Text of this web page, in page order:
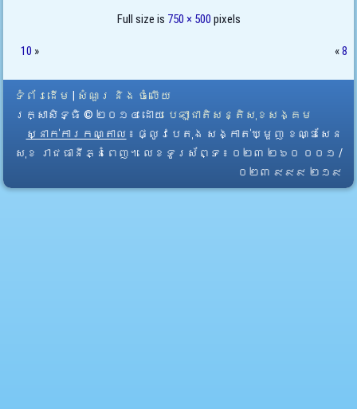
Full size is 750 × 500 pixels
10 » «8
ទំព័រដើម
សំណួរ និង ចំលើយ
រក្សាសិទ្ធិ © ២០១៤ ដោយ​ បេឡាជាតិសន្តិសុខសង្គម
ស្នាក់ការកណ្តាល ៖ ផ្លូវបេតុង សង្កាត់ឃ្មួញ ខណ្ឌសែន
សុខ រាជធានីភ្នំពេញ។ លេខទូរស័ព្ទ ៖ ០២៣ ២៦០ ០០១ /
០២៣ ៩៩៩ ២១៩